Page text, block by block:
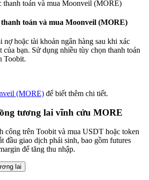
toán và mua Moonveil (MORE)
nợ hoặc tài khoản ngân hàng sau khi xác
bạn. Sử dụng nhiều tùy chọn thanh toán
Toobit.
(MORE) để biết thêm chi tiết.
tương lai vĩnh cửu MORE
công trên Toobit và mua USDT hoặc token
đầu giao dịch phái sinh, bao gồm futures
để tăng thu nhập.
lai